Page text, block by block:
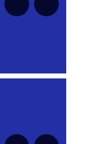
cette série
série pour